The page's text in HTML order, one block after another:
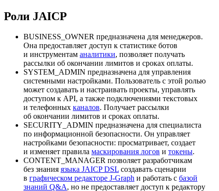
Роли JAICP
BUSINESS_OWNER предназначена для менеджеров.
Она предоставляет доступ к статистике ботов
и инструментам аналитики, позволяет получать
рассылки об окончании лимитов и сроках оплаты.
SYSTEM_ADMIN предназначена для управления
системными настройками. Пользователь с этой ролью
может создавать и настраивать проекты, управлять
доступом к API, а также подключениями текстовых
и телефонных каналов. Получает рассылки
об окончании лимитов и сроках оплаты.
SECURITY_ADMIN предназначена для специалиста
по информационной безопасности. Он управляет
настройками безопасности: просматривает, создает
и изменяет правила маскирования логов и токены.
CONTENT_MANAGER позволяет разработчикам
без знания языка JAICP DSL создавать сценарии
в графическом редакторе J‑Graph и работать с базой
знаний Q&A, но не предоставляет доступ к редактору